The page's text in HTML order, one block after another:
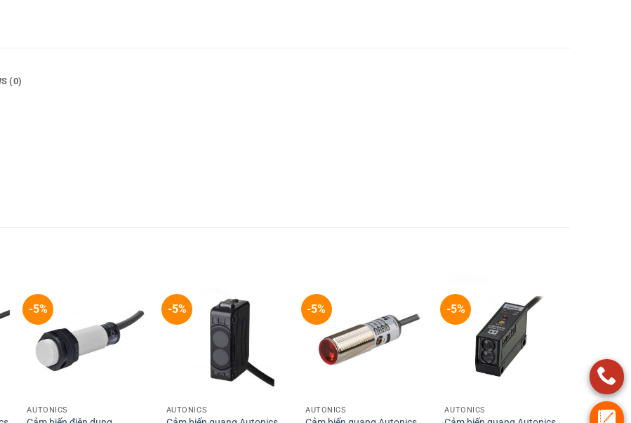
(0)
-5%
AUTONICS
-5%
AUTONICS
-5%
AUTONICS
-5%
AUTONICS